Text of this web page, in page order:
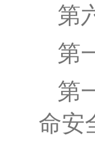
第
第
第
命安